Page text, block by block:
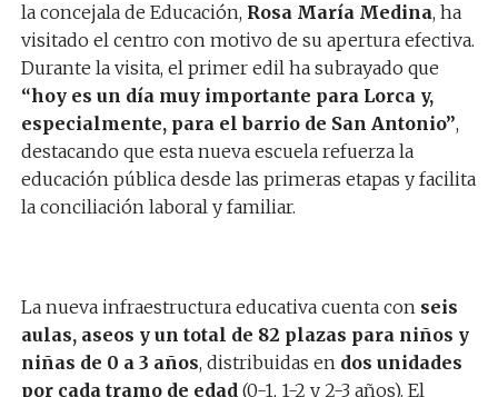
la concejala de Educación, Rosa María Medina, ha
visitado el centro con motivo de su apertura efectiva.
Durante la visita, el primer edil ha subrayado que
“hoy es un día muy importante para Lorca y,
especialmente, para el barrio de San Antonio”,
destacando que esta nueva escuela refuerza la
educación pública desde las primeras etapas y facilita
la conciliación laboral y familiar.
La nueva infraestructura educativa cuenta con seis
aulas, aseos y un total de 82 plazas para niños y
niñas de 0 a 3 años, distribuidas en dos unidades
por cada tramo de edad(0-1, 1-2 y 2-3 años). El